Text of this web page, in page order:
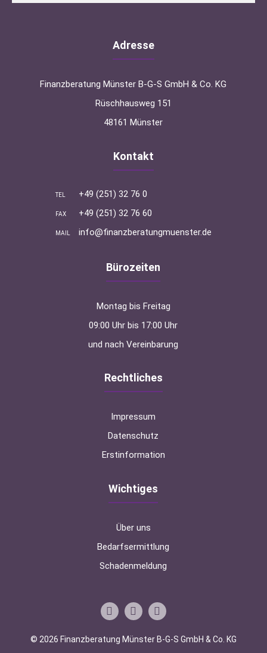
Adresse
Finanzberatung Münster B-G-S GmbH & Co. KG
Rüschhausweg 151
48161 Münster
Kontakt
TEL +49 (251) 32 76 0
FAX +49 (251) 32 76 60
MAIL info@finanzberatungmuenster.de
Bürozeiten
Montag bis Freitag
09:00 Uhr bis 17:00 Uhr
und nach Vereinbarung
Rechtliches
Impressum
Datenschutz
Erstinformation
Wichtiges
Über uns
Bedarfsermittlung
Schadenmeldung
© 2026 Finanzberatung Münster B-G-S GmbH & Co. KG